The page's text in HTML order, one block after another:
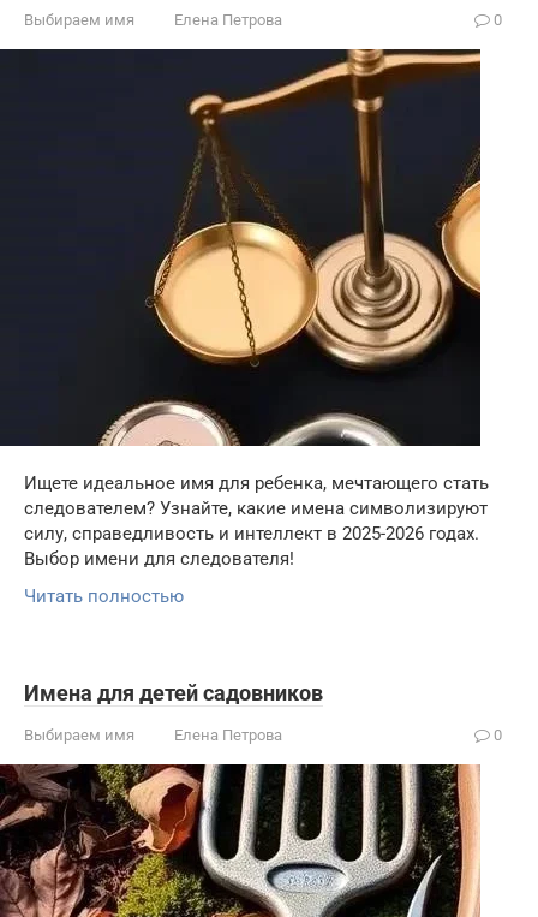
Выбираем имя Елена Петрова 0
Ищете идеальное имя для ребенка, мечтающего стать
следователем? Узнайте, какие имена символизируют
силу, справедливость и интеллект в 2025-2026 годах.
Выбор имени для следователя!
Читать полностью
Имена для детей садовников
Выбираем имя Елена Петрова 0